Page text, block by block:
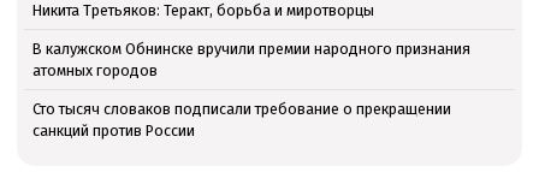
Никита Третьяков: Теракт, борьба и миротворцы
В калужском Обнинске вручили премии народного признания
атомных городов
Сто тысяч словаков подписали требование о прекращении
санкций против России